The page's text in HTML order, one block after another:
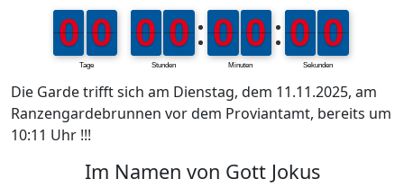
Die Garde trifft sich am Dienstag, dem 11.11.2025, am
Ranzengardebrunnen vor dem Proviantamt, bereits um
10:11 Uhr !!!
Im Namen von Gott Jokus